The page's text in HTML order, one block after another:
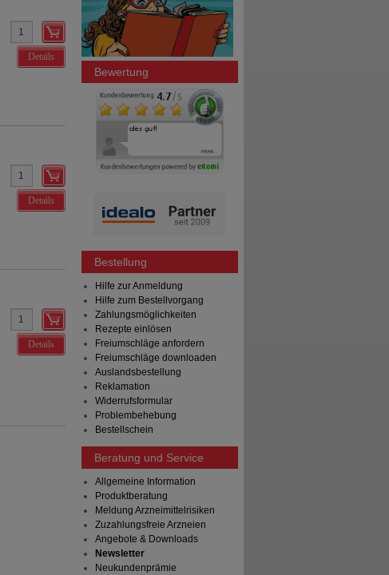
Details
Details
Details
Bewertung
Bestellung
Hilfe zur Anmeldung
Hilfe zum Bestellvorgang
Zahlungsmöglichkeiten
Rezepte einlösen
Freiumschläge anfordern
Freiumschläge downloaden
Auslandsbestellung
Reklamation
Widerrufsformular
Problembehebung
Bestellschein
Beratung und Service
Allgemeine Information
Produktberatung
Meldung Arzneimittelrisiken
Zuzahlungsfreie Arzneien
Angebote & Downloads
Newsletter
Neukundenprämie